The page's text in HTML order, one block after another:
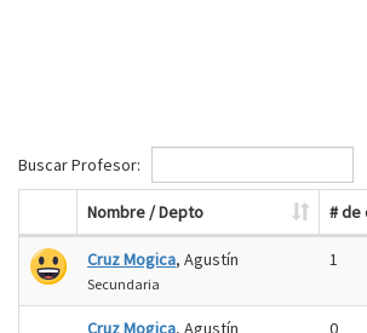
Buscar Profesor:
Nombre / Depto # de
Cruz Mogica, Agustín
Secundaria
1
Cruz Mogica, Agustín 0